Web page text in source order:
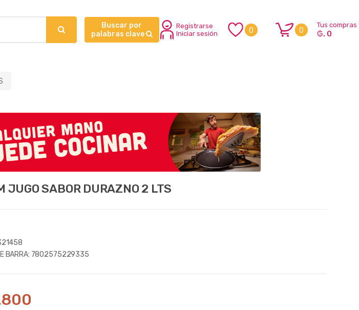
Buscar por
palabras clave
Registrarse
Iniciar sesión
0 0
Tus compras
₲. 0
JUGO SABOR DURAZNO 2 LTS
BARRA: 7802575229335